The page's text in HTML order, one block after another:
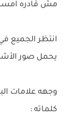
مش قادره
انتظر الجميع
يحمل صور
وجهه علامات
كلماته :